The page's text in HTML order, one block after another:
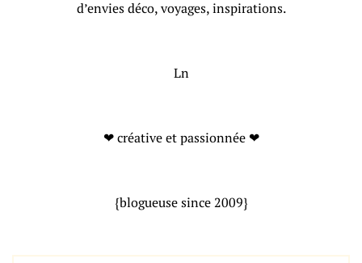
d’envies déco, voyages, inspirations.
Ln
❤ créative et passionnée ❤
{blogueuse since 2009}